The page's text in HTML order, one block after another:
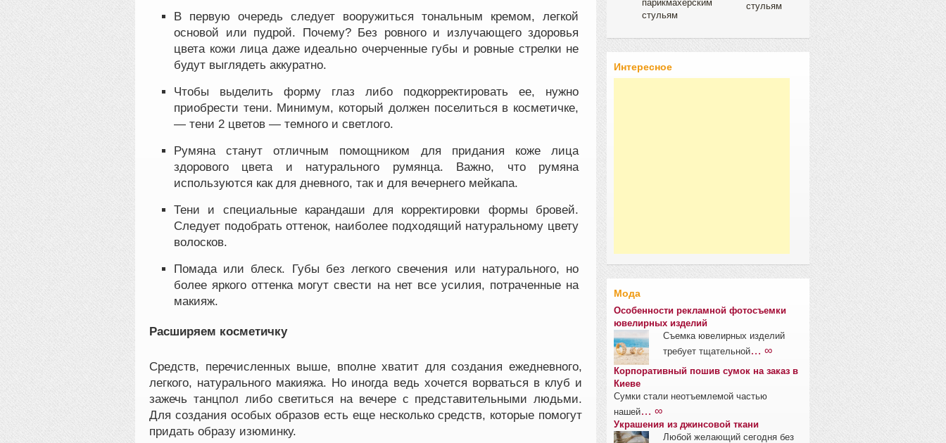
В первую очередь следует вооружиться тональным кремом, легкой
основой или пудрой. Почему? Без ровного и излучающего здоровья
цвета кожи лица даже идеально очерченные губы и ровные стрелки не
будут выглядеть аккуратно.
Чтобы выделить форму глаз либо подкорректировать ее, нужно
приобрести тени. Минимум, который должен поселиться в косметичке,
— тени 2 цветов — темного и светлого.
Румяна станут отличным помощником для придания коже лица
здорового цвета и натурального румянца. Важно, что румяна
используются как для дневного, так и для вечернего мейкапа.
Тени и специальные карандаши для корректировки формы бровей.
Следует подобрать оттенок, наиболее подходящий натуральному цвету
волосков.
Помада или блеск. Губы без легкого свечения или натурального, но
более яркого оттенка могут свести на нет все усилия, потраченные на
макияж.
Расширяем косметичку
Средств, перечисленных выше, вполне хватит для создания ежедневного,
легкого, натурального макияжа. Но иногда ведь хочется ворваться в клуб и
зажечь танцпол либо светиться на вечере с представительными людьми.
Для создания особых образов есть еще несколько средств, которые помогут
придать образу изюминку.
стульям
Интересное
Мода
Особенности рекламной фотосъемки
ювелирных изделий
Съемка ювелирных изделий
требует тщательной… ∞
Корпоративный пошив сумок на заказ в
Киеве
Сумки стали неотъемлемой частью
нашей… ∞
Украшения из джинсовой ткани
Любой желающий сегодня без